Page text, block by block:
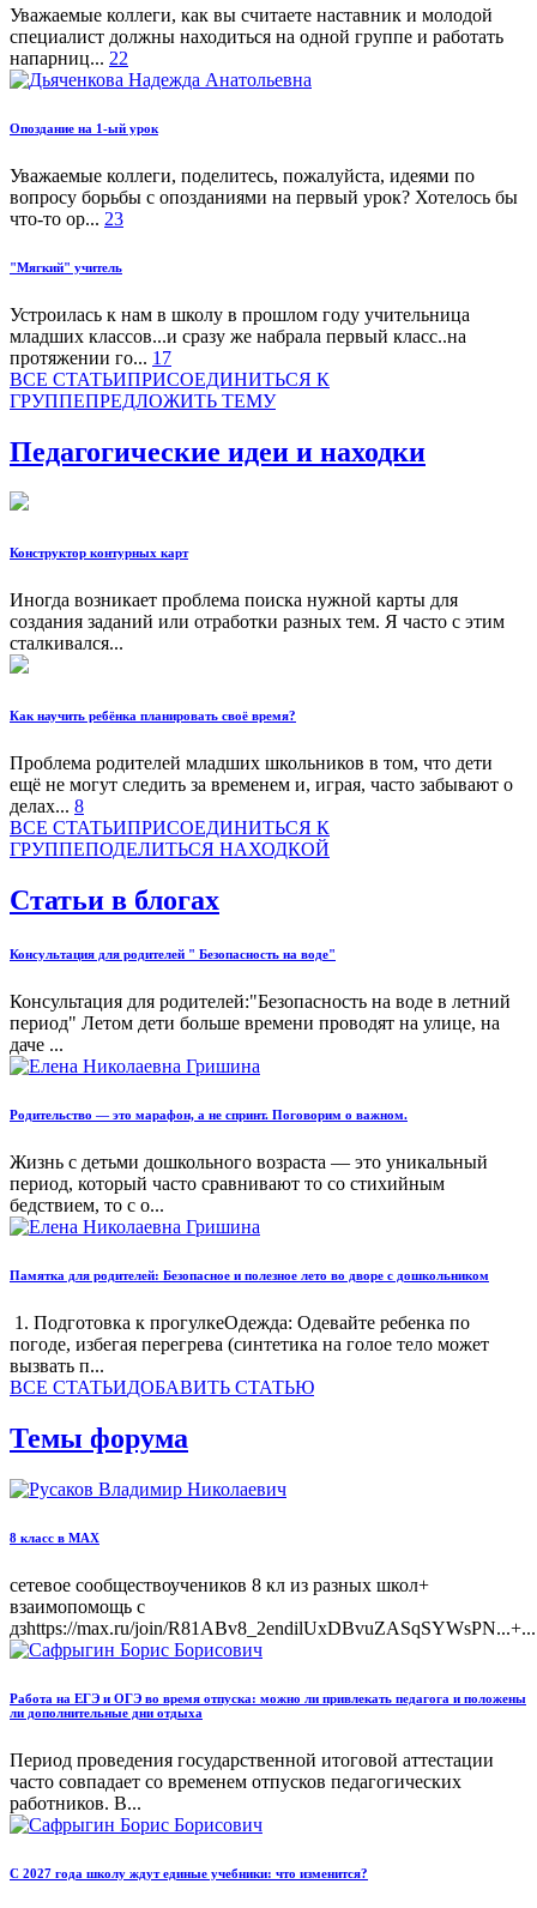
Уважаемые коллеги, как вы считаете наставник и молодой
специалист должны находиться на одной группе и работать
напарниц... 22
Опоздание на 1-ый урок
Уважаемые коллеги, поделитесь, пожалуйста, идеями по
вопросу борьбы с опозданиями на первый урок? Хотелось бы
что-то ор... 23
"Мягкий" учитель
Устроилась к нам в школу в прошлом году учительница
младших классов...и сразу же набрала первый класс..на
протяжении го... 17
ВСЕ СТАТЬИПРИСОЕДИНИТЬСЯ К
ГРУППЕПРЕДЛОЖИТЬ ТЕМУ
Педагогические идеи и находки
Конструктор контурных карт
Иногда возникает проблема поиска нужной карты для
создания заданий или отработки разных тем. Я часто с этим
сталкивался...
Как научить ребёнка планировать своё время?
Проблема родителей младших школьников в том, что дети
ещё не могут следить за временем и, играя, часто забывают о
делах... 8
ВСЕ СТАТЬИПРИСОЕДИНИТЬСЯ К
ГРУППЕПОДЕЛИТЬСЯ НАХОДКОЙ
Статьи в блогах
Консультация для родителей " Безопасность на воде"
Консультация для родителей:"Безопасность на воде в летний
период" Летом дети больше времени проводят на улице, на
даче ...
Родительство — это марафон, а не спринт. Поговорим о важном.
Жизнь с детьми дошкольного возраста — это уникальный
период, который часто сравнивают то со стихийным
бедствием, то с о...
Памятка для родителей: Безопасное и полезное лето во дворе с дошкольником
1. Подготовка к прогулкеОдежда: Одевайте ребенка по
погоде, избегая перегрева (синтетика на голое тело может
вызвать п...
ВСЕ СТАТЬИДOБАВИТЬ СТАТЬЮ
Темы форума
8 класс в МАХ
сетевое сообществоучеников 8 кл из разных школ+
взаимопомощь с
дзhttps://max.ru/join/R81ABv8_2endilUxDBvuZASqSYWsPN...+...
Работа на ЕГЭ и ОГЭ во время отпуска: можно ли привлекать педагога и положены
ли дополнительные дни отдыха
Период проведения государственной итоговой аттестации
часто совпадает со временем отпусков педагогических
работников. В...
С 2027 года школу ждут единые учебники: что изменится?